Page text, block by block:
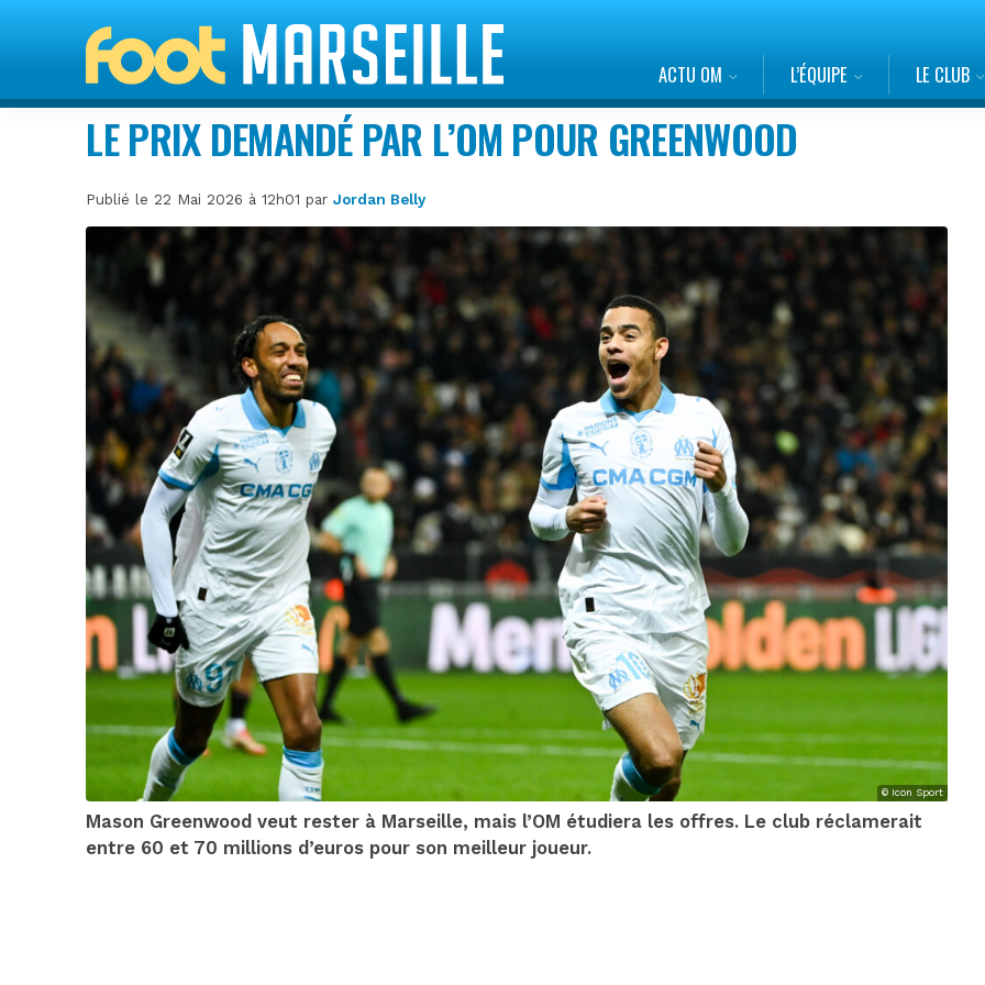
ACTU OM L’ÉQUIPE LE CLUB
LE PRIX DEMANDÉ PAR L’OM POUR GREENWOOD
Publié le 22 Mai 2026 à 12h01 parJordan Belly
© Icon Sport
Mason Greenwood veut rester à Marseille, mais l’OM étudiera les offres. Le club réclamerait
entre 60 et 70 millions d’euros pour son meilleur joueur.